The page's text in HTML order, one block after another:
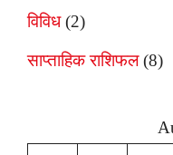
विविध(2)
साप्ताहिक राशिफल(8)